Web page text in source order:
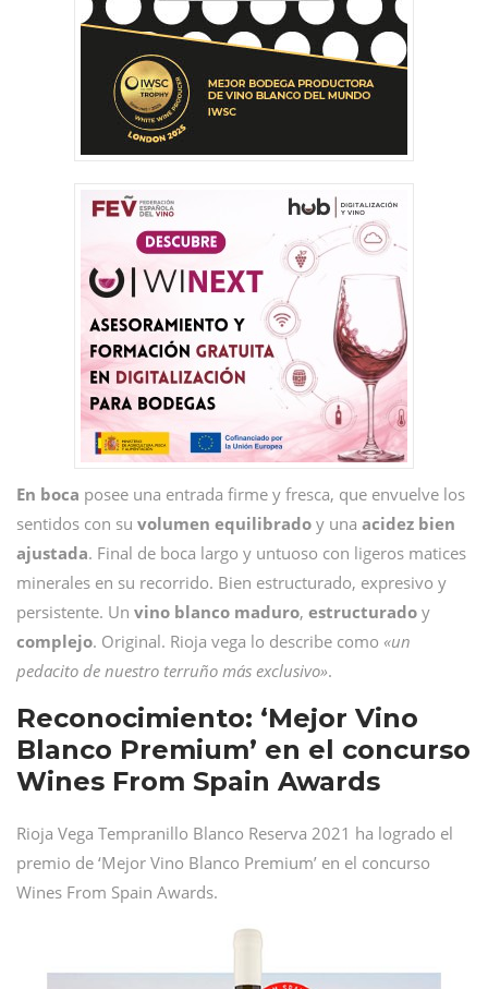
En boca posee una entrada firme y fresca, que envuelve los
sentidos con su volumen equilibrado y una acidez bien
ajustada. Final de boca largo y untuoso con ligeros matices
minerales en su recorrido. Bien estructurado, expresivo y
persistente. Un vino blanco maduro, estructurado y
complejo. Original. Rioja vega lo describe como «un
pedacito de nuestro terruño más exclusivo».
Reconocimiento: ‘Mejor Vino
Blanco Premium’ en el concurso
Wines From Spain Awards
Rioja Vega Tempranillo Blanco Reserva 2021 ha logrado el
premio de ‘Mejor Vino Blanco Premium’ en el concurso
Wines From Spain Awards.